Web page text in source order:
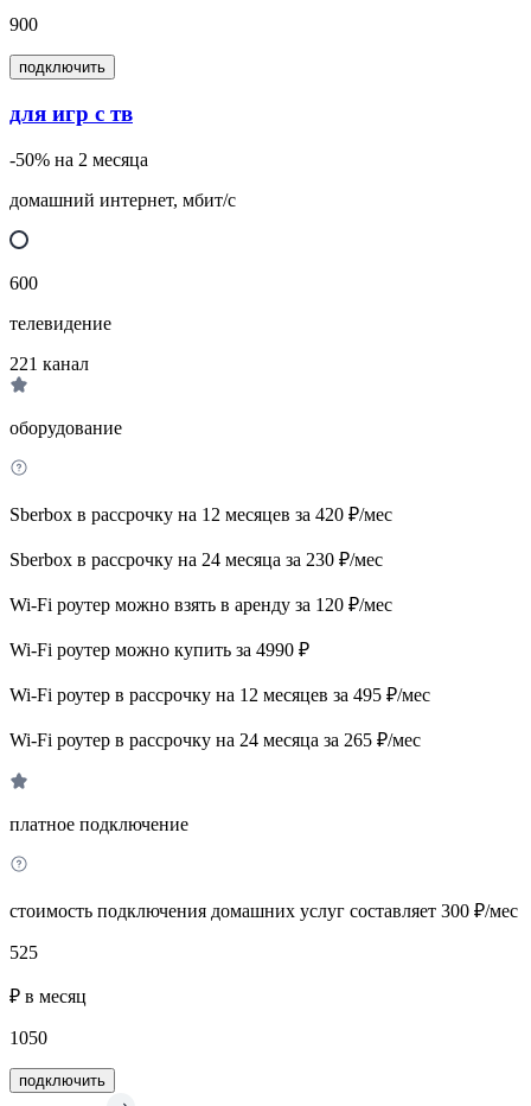
900
подключить
для игр с тв
-50% на 2 месяца
домашний интернет, мбит/с
600
телевидение
221 канал
оборудование
Sberbox в рассрочку на 12 месяцев за 420 ₽/мес
Sberbox в рассрочку на 24 месяца за 230 ₽/мес
Wi-Fi роутер можно взять в аренду за 120 ₽/мес
Wi-Fi роутер можно купить за 4990 ₽
Wi-Fi роутер в рассрочку на 12 месяцев за 495 ₽/мес
Wi-Fi роутер в рассрочку на 24 месяца за 265 ₽/мес
платное подключение
стоимость подключения домашних услуг составляет 300 ₽/мес
525
₽ в месяц
1050
подключить